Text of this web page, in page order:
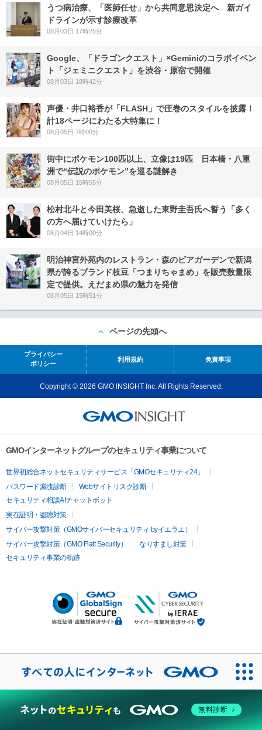
うつ病治療、「医師任せ」から共同意思決定へ 新ガイ
ドラインが示す診療改革
08月03日 17時25分
Google、「ドラゴンクエスト」×Geminiのコラボイベン
ト「ジェミニクエスト」を渋谷・原宿で開催
08月03日 18時42分
声優・井口裕香が「FLASH」で圧巻のスタイルを披露！
計18ページにわたる大特集に！
08月05日 7時00分
街中にポケモン100匹以上、立像は19匹 日本橋・八重
洲で“伝説のポケモン”を巡る謎解き
08月05日 15時55分
松村北斗と今田美桜、急逝した東野圭吾氏へ誓う「多く
の方へ届けていけたら」
08月04日 14時00分
明治神宮外苑内のレストラン・森のビアガーデンで新潟
県が誇るブランド枝豆「つまりちゃまめ」を販売数量限
定で提供。えだまめ県の魅力を発信
08月05日 15時51分
ページの先頭へ
プライバシー
ポリシー
利用規約 免責事項
Copyright © 2026 GMO INSIGHT Inc. All Rights Reserved.
GMOインターネットグループのセキュリティ事業について
世界初総合ネットセキュリティサービス「GMOセキュリティ24」
パスワード漏洩診断
Webサイトリスク診断
セキュリティ相談AIチャットボット
実在証明・盗聴対策
サイバー攻撃対策（GMOサイバーセキュリティ byイエラエ）
サイバー攻撃対策（GMO Flatt Security）
なりすまし対策
セキュリティ事業の軌跡
無料診断